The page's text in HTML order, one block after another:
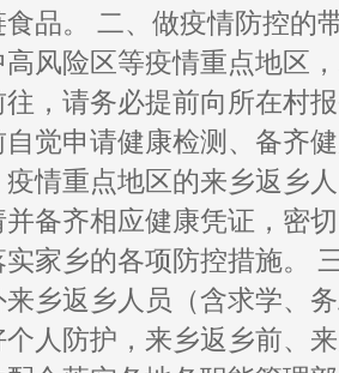
品。 二、做疫情防控的
风险区等疫情重点地区
，请务必提前向所在村
觉申请健康检测、备齐
情重点地区的来乡返乡
备齐相应健康凭证，密
家乡的各项防控措施。
乡返乡人员（含求学、
人防护，来乡返乡前、